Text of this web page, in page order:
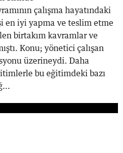
çalışma hayatındaki
en iyi yapma ve teslim etme
birtakım kavramlar ve
Konu; yönetici çalışan
üzerineydi. Daha
bu eğitimdeki bazı